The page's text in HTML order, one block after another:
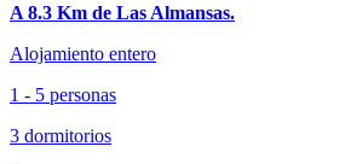
A 8.3 Km de Las Almansas.
Alojamiento entero
1 - 5 personas
3 dormitorios